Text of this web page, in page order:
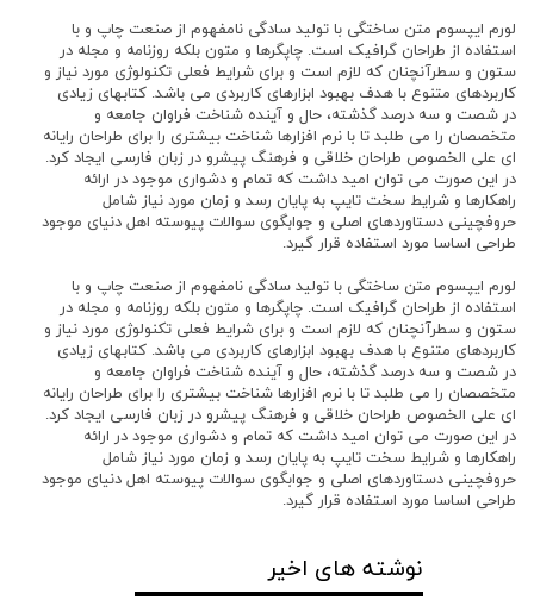
لورم ایپسوم متن ساختگی با تولید سادگی نامفهوم از صنعت چاپ و با
استفاده از طراحان گرافیک است. چاپگرها و متون بلکه روزنامه و مجله در
ستون و سطرآنچنان که لازم است و برای شرایط فعلی تکنولوژی مورد نیاز و
کاربردهای متنوع با هدف بهبود ابزارهای کاربردی می باشد. کتابهای زیادی
در شصت و سه درصد گذشته، حال و آینده شناخت فراوان جامعه و
متخصصان را می طلبد تا با نرم افزارها شناخت بیشتری را برای طراحان رایانه
ای علی الخصوص طراحان خلاقی و فرهنگ پیشرو در زبان فارسی ایجاد کرد.
در این صورت می توان امید داشت که تمام و دشواری موجود در ارائه
راهکارها و شرایط سخت تایپ به پایان رسد و زمان مورد نیاز شامل
حروفچینی دستاوردهای اصلی و جوابگوی سوالات پیوسته اهل دنیای موجود
طراحی اساسا مورد استفاده قرار گیرد.
لورم ایپسوم متن ساختگی با تولید سادگی نامفهوم از صنعت چاپ و با
استفاده از طراحان گرافیک است. چاپگرها و متون بلکه روزنامه و مجله در
ستون و سطرآنچنان که لازم است و برای شرایط فعلی تکنولوژی مورد نیاز و
کاربردهای متنوع با هدف بهبود ابزارهای کاربردی می باشد. کتابهای زیادی
در شصت و سه درصد گذشته، حال و آینده شناخت فراوان جامعه و
متخصصان را می طلبد تا با نرم افزارها شناخت بیشتری را برای طراحان رایانه
ای علی الخصوص طراحان خلاقی و فرهنگ پیشرو در زبان فارسی ایجاد کرد.
در این صورت می توان امید داشت که تمام و دشواری موجود در ارائه
راهکارها و شرایط سخت تایپ به پایان رسد و زمان مورد نیاز شامل
حروفچینی دستاوردهای اصلی و جوابگوی سوالات پیوسته اهل دنیای موجود
طراحی اساسا مورد استفاده قرار گیرد.
نوشته های اخیر